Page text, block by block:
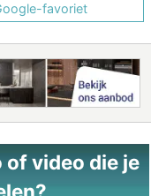
favoriet
of video die je